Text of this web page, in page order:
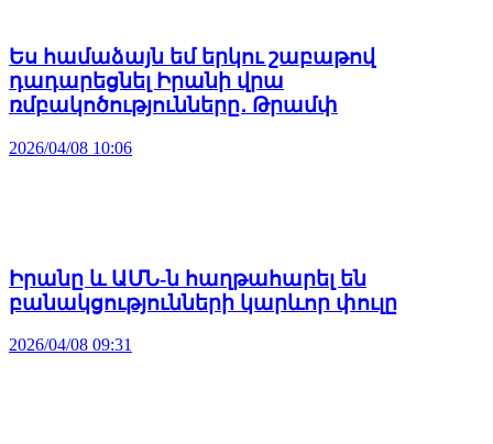
Ես համաձայն եմ երկու շաբաթով
դադարեցնել Իրանի վրա
ռմբակոծությունները․ Թրամփ
2026/04/08 10:06
Իրանը և ԱՄՆ-ն հաղթահարել են
բանակցությունների կարևոր փուլը
2026/04/08 09:31